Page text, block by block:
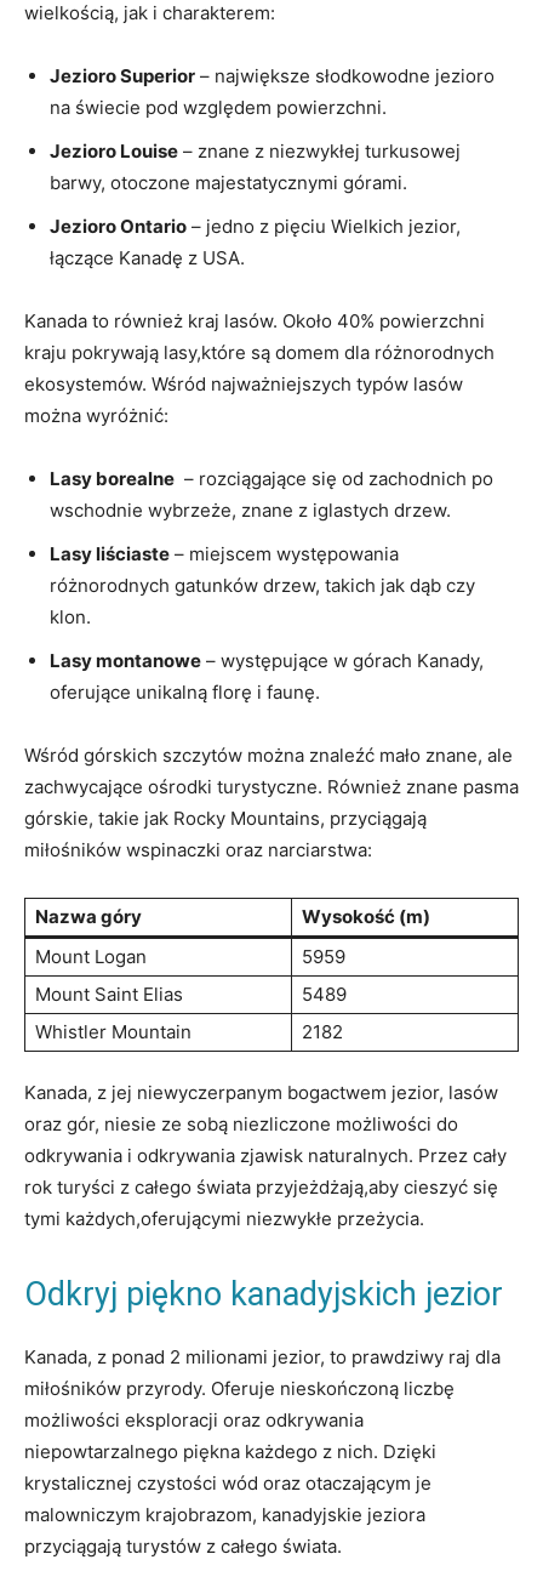
wielkością, jak i‌ charakterem:
Jezioro Superior ​– ⁤największe słodkowodne jezioro
na świecie pod względem powierzchni.
Jezioro Louise – znane z niezwykłej turkusowej
barwy,‍ otoczone majestatycznymi górami.
Jezioro ⁢Ontario – jedno z ‌pięciu Wielkich jezior,
łączące ⁣Kanadę z USA.
Kanada to również kraj ​lasów. Około⁢ 40%‍ powierzchni
kraju ⁤pokrywają lasy,które są ​domem dla różnorodnych
‍ekosystemów. Wśród najważniejszych typów lasów​
można wyróżnić:
Lasy ⁤borealne ‌ – ‍rozciągające się od zachodnich po
wschodnie wybrzeże, znane ⁤z iglastych drzew.
Lasy liściaste – miejscem występowania
różnorodnych gatunków drzew, ​takich jak dąb czy⁢
klon.
Lasy montanowe – występujące w górach Kanady,
oferujące unikalną ​florę i faunę.
Wśród‍ górskich szczytów można znaleźć mało znane, ale
zachwycające ośrodki turystyczne. Również znane pasma
górskie,⁤ takie ​jak ​Rocky Mountains, przyciągają
miłośników ‍wspinaczki oraz ⁣narciarstwa:
Nazwa góry
Wysokość‌ (m)
Mount ⁣Logan
5959
Mount Saint Elias
5489
Whistler Mountain
2182
Kanada, z jej niewyczerpanym bogactwem jezior, lasów
oraz gór,‌ niesie⁤ ze​ sobą⁤ niezliczone możliwości ‍do
odkrywania i odkrywania ⁣zjawisk⁣ naturalnych. ⁢Przez cały
rok turyści z całego ‍świata przyjeżdżają,aby cieszyć się
tymi każdych,oferującymi‍ niezwykłe przeżycia.
Odkryj piękno kanadyjskich ‌jezior
Kanada, ⁢z ponad 2 ‌milionami jezior, to prawdziwy raj dla
miłośników‌ przyrody. Oferuje⁤ nieskończoną liczbę
możliwości ‌eksploracji oraz‍ odkrywania
niepowtarzalnego piękna każdego z nich.⁤ Dzięki
krystalicznej ‌czystości wód oraz otaczającym je
malowniczym krajobrazom, kanadyjskie ⁣jeziora
przyciągają‍ turystów z całego świata.